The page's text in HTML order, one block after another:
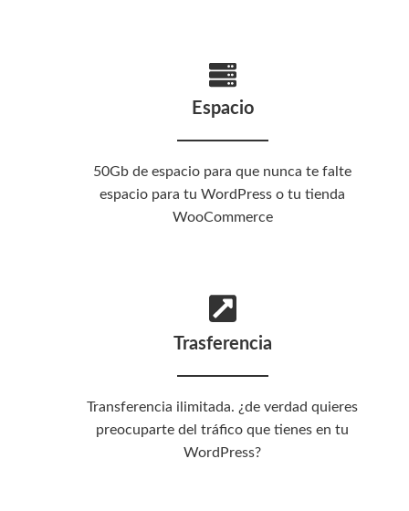
Espacio
50Gb de espacio para que nunca te falte
espacio para tu WordPress o tu tienda
WooCommerce
Trasferencia
Transferencia ilimitada. ¿de verdad quieres
preocuparte del tráfico que tienes en tu
WordPress?